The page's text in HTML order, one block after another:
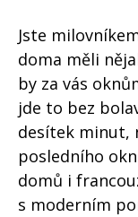
Jste
doma měli
by za vás
jde to bez
desítek minut,
posledního
domů i
s moderním